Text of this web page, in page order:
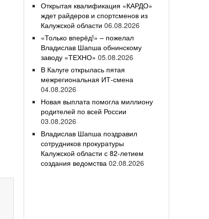
Открытая квалификация «КАРДО»
ждет райдеров и спортсменов из
Калужской области 06.08.2026
«Только вперёд!» – пожелал
Владислав Шапша обнинскому
заводу «ТЕХНО» 05.08.2026
В Калуге открылась пятая
межрегиональная ИТ-смена
04.08.2026
Новая выплата помогла миллиону
родителей по всей России
03.08.2026
Владислав Шапша поздравил
сотрудников прокуратуры
Калужской области с 82-летием
создания ведомства 02.08.2026